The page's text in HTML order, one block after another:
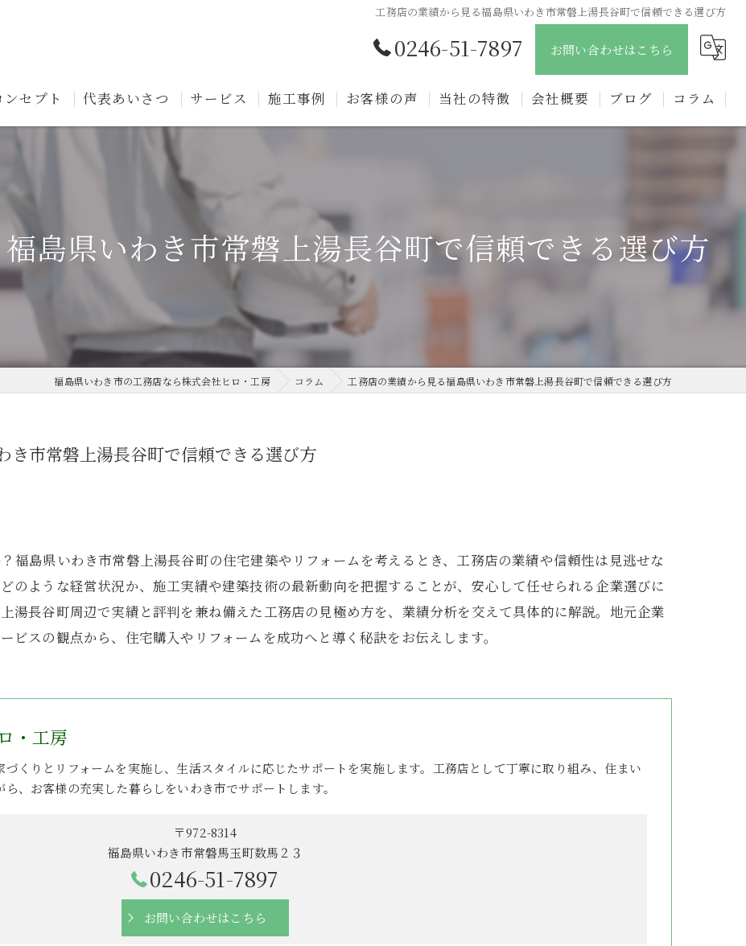
工務店の業績から見る福島県いわき市常磐上湯長谷町で信頼できる選び方
0246-51-7897 お問い合わせはこちら
ンセプト 代表あいさつ サービス 施工事例 お客様の声 当社の特徴 会社概要 ブログ コラム
島県いわき市常磐上湯長谷町で信頼できる選び方
福島県いわき市の工務店なら株式会社ヒロ・工房 コラム 工務店の業績から見る福島県いわき市常磐上湯長谷町で信頼できる選び方
き市常磐上湯長谷町で信頼できる選び方
福島県いわき市常磐上湯長谷町の住宅建築やリフォームを考えるとき、工務店の業績や信頼性は見逃せな
のような経営状況か、施工実績や建築技術の最新動向を把握することが、安心して任せられる企業選びに
湯長谷町周辺で実績と評判を兼ね備えた工務店の見極め方を、業績分析を交えて具体的に解説。地元企業
ビスの観点から、住宅購入やリフォームを成功へと導く秘訣をお伝えします。
・工房
づくりとリフォームを実施し、生活スタイルに応じたサポートを実施します。工務店として丁寧に取り組み、住まい
ら、お客様の充実した暮らしをいわき市でサポートします。
〒972-8314
福島県いわき市常磐馬玉町数馬２３
0246-51-7897
お問い合わせはこちら